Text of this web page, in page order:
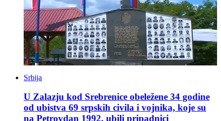
Srbija
U Zalazju kod Srebrenice obeležene 34 godine
od ubistva 69 srpskih civila i vojnika, koje su
na Petrovdan 1992. ubili pripadnici